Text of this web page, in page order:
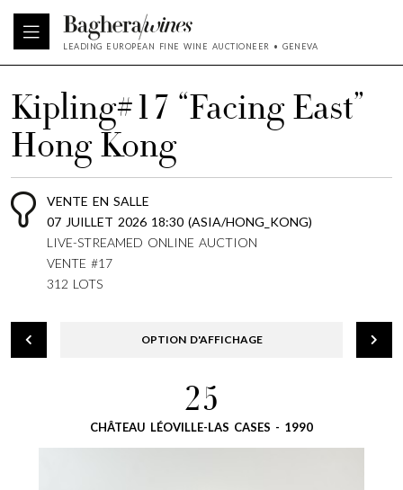
LEADING EUROPEAN FINE WINE AUCTIONEER • GENEVA
Kipling#17 “Facing East”
Hong Kong
VENTE EN SALLE
07 JUILLET 2026 18:30 (ASIA/HONG_KONG)
LIVE-STREAMED ONLINE AUCTION
VENTE #17
312 LOTS
OPTION D'AFFICHAGE
25
CHÂTEAU LÉOVILLE-LAS CASES - 1990